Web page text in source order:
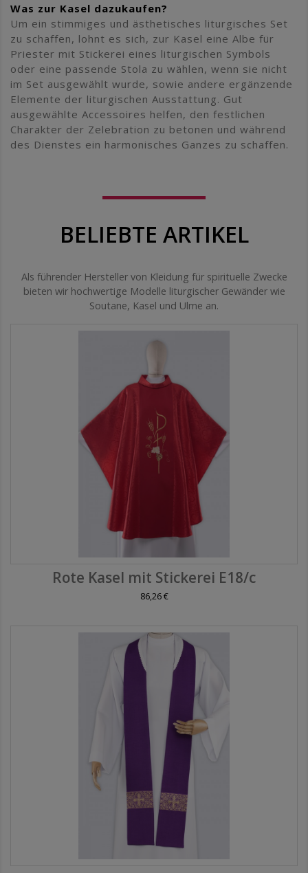
Was zur Kasel dazukaufen?
Um ein stimmiges und ästhetisches liturgisches Set
zu schaffen, lohnt es sich, zur Kasel eine Albe für
Priester mit Stickerei eines liturgischen Symbols
oder eine passende Stola zu wählen, wenn sie nicht
im Set ausgewählt wurde, sowie andere ergänzende
Elemente der liturgischen Ausstattung. Gut
ausgewählte Accessoires helfen, den festlichen
Charakter der Zelebration zu betonen und während
des Dienstes ein harmonisches Ganzes zu schaffen.
BELIEBTE ARTIKEL
Als führender Hersteller von Kleidung für spirituelle Zwecke
bieten wir hochwertige Modelle liturgischer Gewänder wie
Soutane, Kasel und Ulme an.
Rote Kasel mit Stickerei E18/c
86,26 €